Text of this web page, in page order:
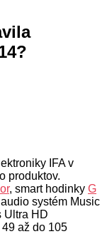
IFA v
produktov.
, smart hodinky G
systém Music
Ultra HD
až do 105